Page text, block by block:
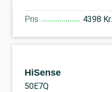
Pris 4398 Kr.
HiSense
50E7Q